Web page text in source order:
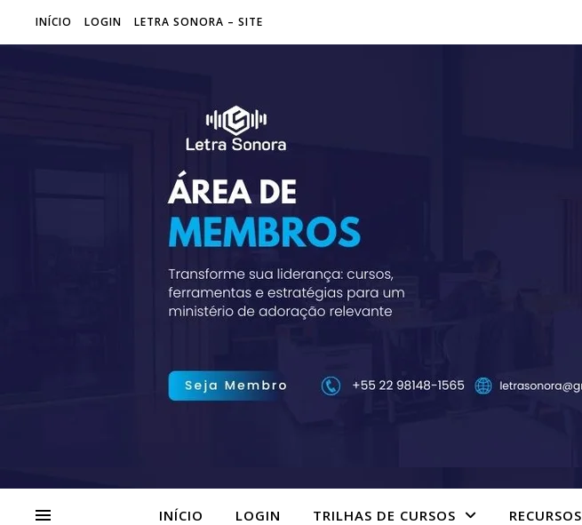
INÍCIO LOGIN LETRA SONORA – SITE
INÍCIO LOGIN TRILHAS DE CURSOS RECURSOS